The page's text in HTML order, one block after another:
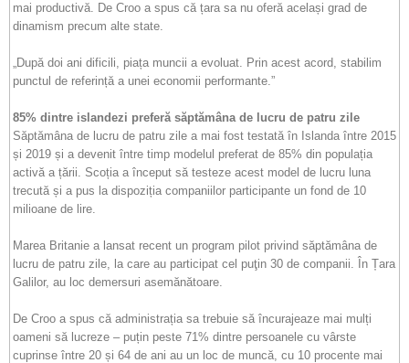
mai productivă. De Croo a spus că țara sa nu oferă același grad de
dinamism precum alte state.
„După doi ani dificili, piața muncii a evoluat. Prin acest acord, stabilim
punctul de referință a unei economii performante.”
85% dintre islandezi preferă săptămâna de lucru de patru zile
Săptămâna de lucru de patru zile a mai fost testată în Islanda între 2015
și 2019 și a devenit între timp modelul preferat de 85% din populația
activă a țării. Scoția a început să testeze acest model de lucru luna
trecută și a pus la dispoziția companiilor participante un fond de 10
milioane de lire.
Marea Britanie a lansat recent un program pilot privind săptămâna de
lucru de patru zile, la care au participat cel puţin 30 de companii. În Țara
Galilor, au loc demersuri asemănătoare.
De Croo a spus că administrația sa trebuie să încurajeaze mai mulți
oameni să lucreze – puțin peste 71% dintre persoanele cu vârste
cuprinse între 20 și 64 de ani au un loc de muncă, cu 10 procente mai